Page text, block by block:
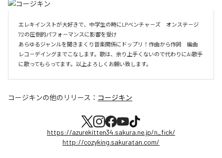
エレキインストが大好きで、中学生の時にLPベンチャ－ズ　オンステ－ジ
72の圧倒的パフォ－マンスに影響を受け
あらゆるジャンルを聞きまくり音楽関係にドップリ！作曲から作詞　編曲
レコ－デイングまでこなします。歌は、余り上手くないので代わりにAi歌手
に歌ってもらってます。以上よろしくお願い致します。
コージキンの他のリリース： コージキン
https://azurekitten34.sakura.ne.jp/n_fick/
http://cozyking.sakuratan.com/